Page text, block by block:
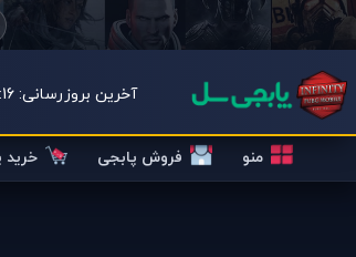
آخرین بروزرسانی: 05/16
منو فروش پابجی خرید